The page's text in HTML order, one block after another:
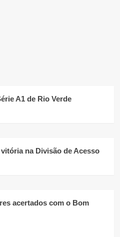
A1 de Rio Verde
na Divisão de Acesso
acertados com o Bom